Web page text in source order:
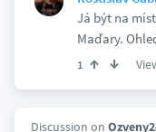
Já být na
Maďary.
1
Discussion on